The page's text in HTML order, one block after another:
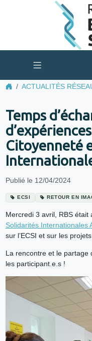
ACTUALITÉS
Temps
Citoyenneté
Publié le 12/04/2024
ECSI RETOUR EN
Mercredi 3 avril, RBS était
Solidarités Internationales
sur l’ECSI et sur les
La rencontre et le partage
les participant.e.s !